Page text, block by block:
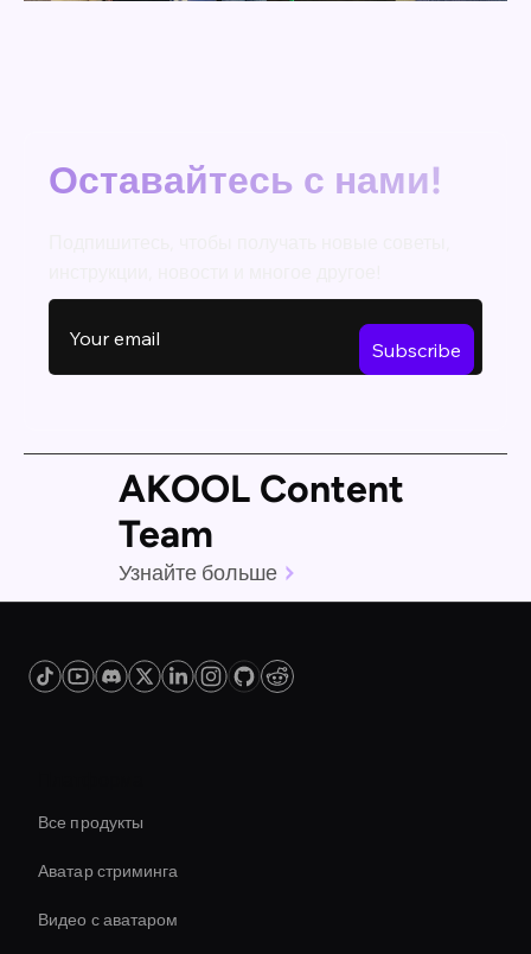
Оставайтесь с нами!
AKOOL Content
Team
Узнайте больше
Все продукты
Аватар стриминга
Видео с аватаром